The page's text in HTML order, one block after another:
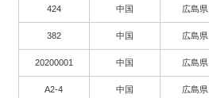
424 中国 広島県
382 中国 広島県
20200001 中国 広島県
A2-4 中国 広島県